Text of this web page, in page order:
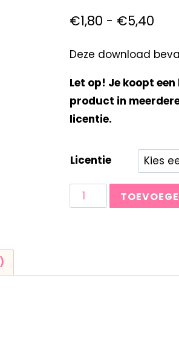
€1,80 - €5,40
Deze download
Let op! Je koopt
product in
licentie.
Licentie